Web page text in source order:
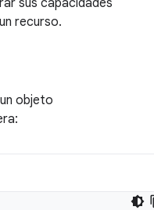
sus capacidades
recurso.
objeto